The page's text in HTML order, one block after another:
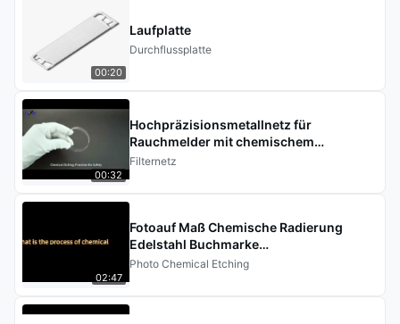
00:20
Laufplatte
Durchflussplatte
00:32
Hochpräzisionsmetallnetz für
Rauchmelder mit chemischem
Ätzservice
Filternetz
02:47
Fotoauf Maß Chemische Radierung
Edelstahl Buchmarke
Souvenirhandwerk
Photo Chemical Etching